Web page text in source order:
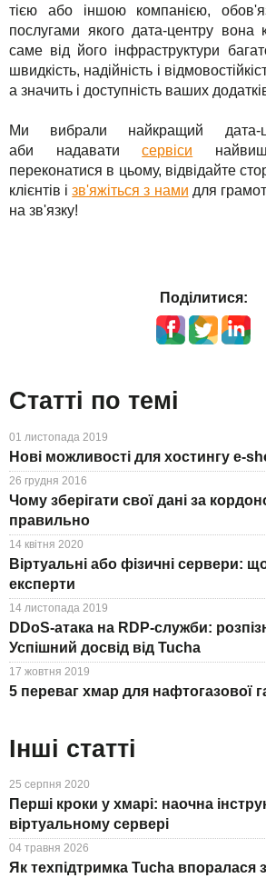
тією або іншою компанією,
послугами якого дата-центру вона
саме від його інфраструктури
швидкість, надійність і
а значить і доступність ваших
Ми вибрали найкращий дата-
аби надаватисервіси
переконатися в цьому, відвідайте
клієнтів ізв'яжіться з нами для
на зв'язку!
Поділитися:
Статті по темі
01 листопада 2019
Нові можливості для хостингу e-
26 грудня 2016
Чому зберігати свої дані за
правильно
14 квітня 2020
Віртуальні або фізичні сервери:
експерти
14 листопада 2019
DDoS-атака на RDP-служби:
Успішний досвід від Tucha
17 жовтня 2019
5 переваг хмар для нафтогазової
Інші статті
25 серпня 2020
Перші кроки у хмарі: наочна
віртуальному сервері
04 травня 2026
Як техпідтримка Tucha впоралася